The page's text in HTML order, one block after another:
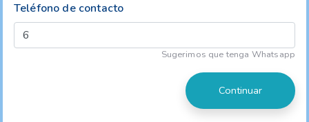
Teléfono de contacto
Sugerimos que tenga Whatsapp